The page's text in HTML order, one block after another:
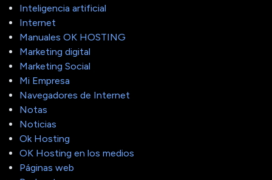
Inteligencia artificial
Internet
Manuales OK HOSTING
Marketing digital
Marketing Social
Mi Empresa
Navegadores de Internet
Notas
Noticias
Ok Hosting
OK Hosting en los medios
Páginas web